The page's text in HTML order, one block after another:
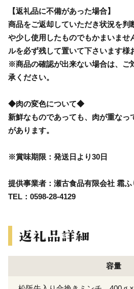
【返礼品に不備があった場合】
商品をご返却していただき状況を判
や少し使用したものでもかまいませ
ルを必ず残して置いて下さいます様
※商品の確認が出来ない場合は、ご
承ください。
◆肉の変色について◆
新鮮なものであっても、肉が重なっ
があります。
※賞味期限：発送日より30日
提供事業者：瀬古食品有限会社 霜ふ
TEL：0598-28-4129
容量